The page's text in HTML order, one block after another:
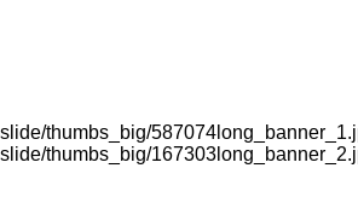
thumbs_big/
thumbs_big/